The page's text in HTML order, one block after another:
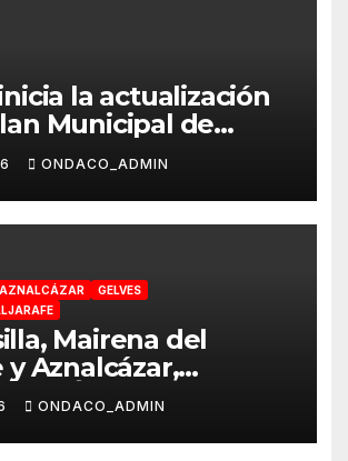
la actualización
Municipal de
y Suelo para
a las necesidades
la ciudadanía
ONDACO_ADMIN
AZNALCÁZAR
GELVES
del
Aznalcázar,
«Área en Alerta»
del Nilo Occidental
ONDACO_ADMIN